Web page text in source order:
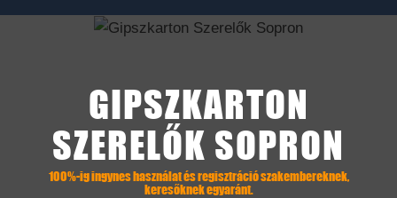
GIPSZKARTON
SZERELŐK SOPRON
100%-ig ingynes használat és regisztráció szakembereknek,
keresőknek egyaránt.